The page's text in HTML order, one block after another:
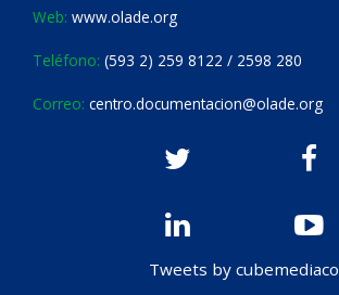
Web: www.olade.org
Teléfono: (593 2) 259 8122 / 2598 280
Correo: centro.documentacion@olade.org
Tweets by cubemediaco